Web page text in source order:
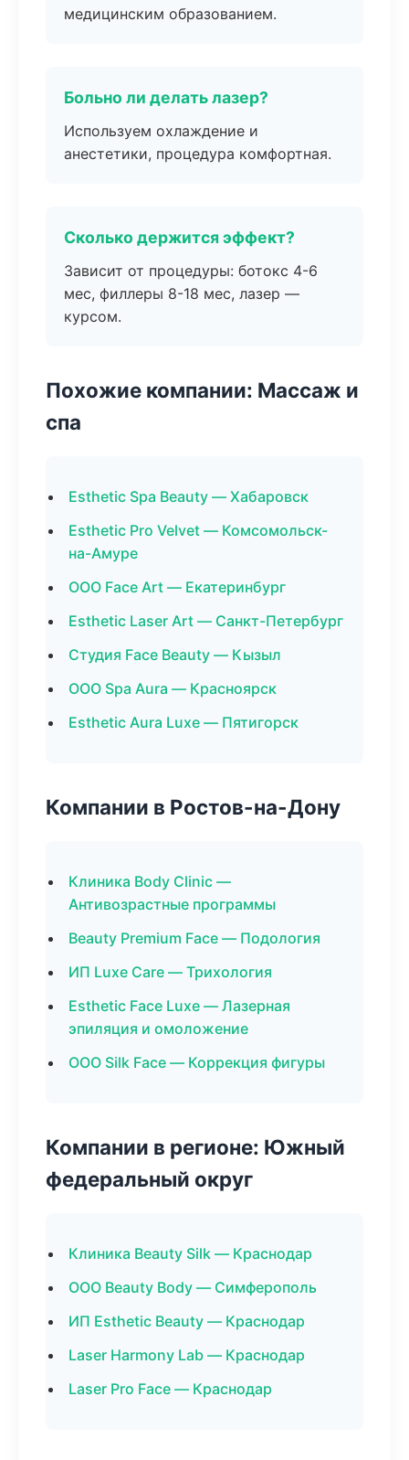
медицинским образованием.
Больно ли делать лазер?
Используем охлаждение и
анестетики, процедура комфортная.
Сколько держится эффект?
Зависит от процедуры: ботокс 4-6
мес, филлеры 8-18 мес, лазер —
курсом.
Похожие компании: Массаж и
спа
Esthetic Spa Beauty — Хабаровск
Esthetic Pro Velvet — Комсомольск-
на-Амуре
ООО Face Art — Екатеринбург
Esthetic Laser Art — Санкт-Петербург
Студия Face Beauty — Кызыл
ООО Spa Aura — Красноярск
Esthetic Aura Luxe — Пятигорск
Компании в Ростов-на-Дону
Клиника Body Clinic —
Антивозрастные программы
Beauty Premium Face — Подология
ИП Luxe Care — Трихология
Esthetic Face Luxe — Лазерная
эпиляция и омоложение
ООО Silk Face — Коррекция фигуры
Компании в регионе: Южный
федеральный округ
Клиника Beauty Silk — Краснодар
ООО Beauty Body — Симферополь
ИП Esthetic Beauty — Краснодар
Laser Harmony Lab — Краснодар
Laser Pro Face — Краснодар